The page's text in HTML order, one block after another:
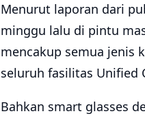
Menurut laporan dari
minggu lalu di pintu
mencakup semua jenis
seluruh fasilitas Unified
Bahkan smart glasses